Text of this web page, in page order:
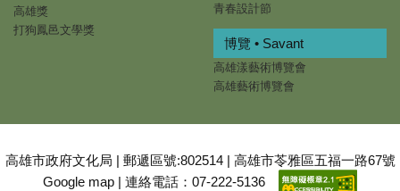
青春設計節
高雄獎
打狗鳳邑文學獎
博覽 • Savant
高雄漾藝術博覽會
高雄藝術博覽會
高雄市政府文化局 | 郵遞區號:802514 | 高雄市苓雅區五福一路67號
Google map | 連絡電話：07-222-5136